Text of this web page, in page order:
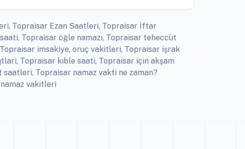
Topraisar Ezan Saatleri, Topraisar İftar
Topraisar öğle namazı, Topraisar teheccüt
imsakiye, oruç vakitleri, Topraisar işrak
Topraisar kıble saati, Topraisar için akşam
Topraisar namaz vakti ne zaman?
vakitleri